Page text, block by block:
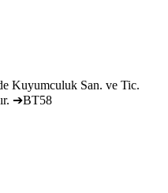
Kuyumculuk San. ve Tic.
➔BT58